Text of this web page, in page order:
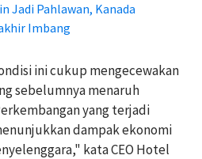
Jadi Pahlawan, Kanada
Imbang
ini cukup mengecewakan
sebelumnya menaruh
yang terjadi
dampak ekonomi
kata CEO Hotel